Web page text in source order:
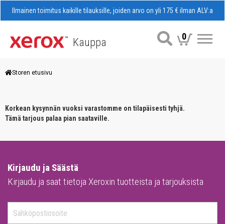
Ilmainen toimitus kaikille tilauksille, joiden arvo on yli 175 € ilman ALV:a
Kauppa 0
Storen etusivu
Korkean kysynnän vuoksi varastomme on tilapäisesti tyhjä.
Tämä tarjous palaa pian saataville.
Kirjaudu ja Säästä
Kirjaudu ja saat tietoja Xeroxin tuotteista ja tarjouksista